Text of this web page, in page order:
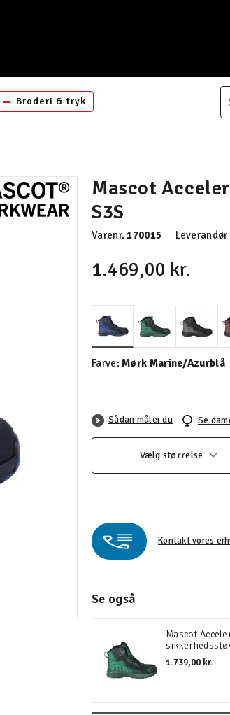
Broderi & tryk
Mascot
S3S
Varenr.170015 Leverandør
1.469,00 kr.
valgte
Farve:Mørk Marine/Azurblå
Sådan måler du Se
Vælg størrelse
Kontakt vores
Se også
Mascot
1.739,00 kr.